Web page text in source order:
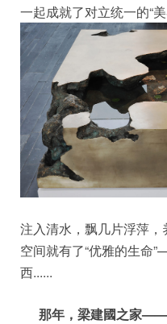
一起成就了对立统一的“美
注入清水，飘几片浮萍，
空间就有了“优雅的生命
西......
那年，梁建國之家